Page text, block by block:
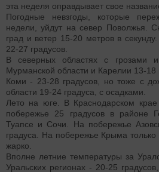
эта неделя оправдывает свое
Погодные невзгоды, которые
недели, уйдут на север Поволжья.
град и ветер 15-20 метров в
22-27 градусов.
В северных областях с грозами
Мурманской области и Карелии 13-18
Коми - 23-28 градусов, но тоже с
области 19-24 градуса, с осадками.
Лето на юге. В Краснодарском
побережье 25 градусов в районе
Туапсе и Сочи. На побережье
градуса. На побережье Крыма только
жарко.
Вполне летние температуры за
Уральских регионах - 20-25